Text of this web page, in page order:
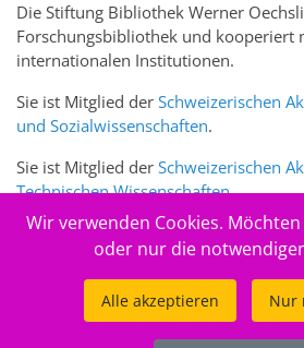
Die Stiftung Bibliothek Werner
Forschungsbibliothek und kooperiert
internationalen Institutionen.
Sie ist Mitglied der Schweizerischen
und Sozialwissenschaften.
Sie ist Mitglied der Schweizerischen
Technischen Wissenschaften.
Sie ist zudem Mitglied des Schweizer
Wir verwenden Cookies.
oder nur die
Alle akzeptieren Nur